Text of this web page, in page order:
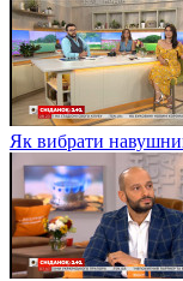
Як вибрати